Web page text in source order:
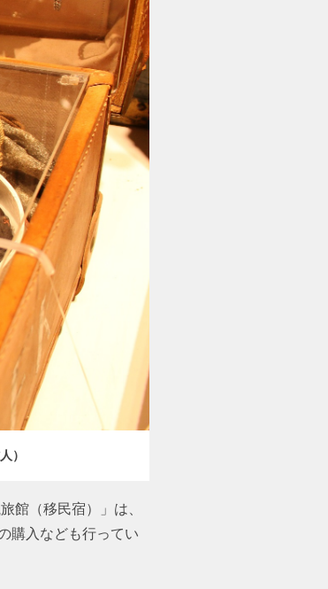
）
館（移民宿）」は、
購入なども行ってい